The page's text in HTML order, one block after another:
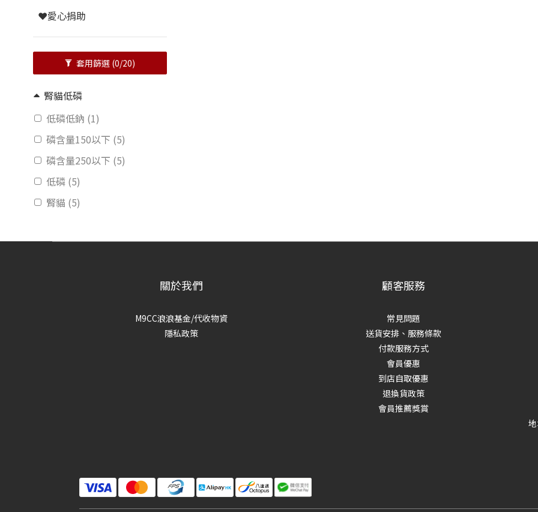
❤️愛心捐助
套用篩選 (0/20)
腎貓低磷
低磷低鈉 (1)
磷含量150以下 (5)
磷含量250以下 (5)
低磷 (5)
腎貓 (5)
關於我們
M9CC浪浪基金/代收物資
隱私政策
顧客服務
常見問題
送貨安排、服務條款
付款服務方式
會員優惠
到店自取優惠
退換貨政策
會員推薦獎賞